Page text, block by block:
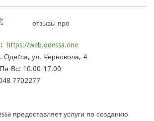
https://web.odessa.one
Одеcса, ул. Черновола, 4
Пн-Вс: 10.00-17.00
7702277
предоставляет услуги по созданию